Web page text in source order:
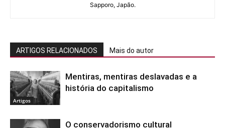
Sapporo, Japão.
ARTIGOS RELACIONADOS Mais do autor
Artigos
Mentiras, mentiras deslavadas e a
história do capitalismo
O conservadorismo cultural